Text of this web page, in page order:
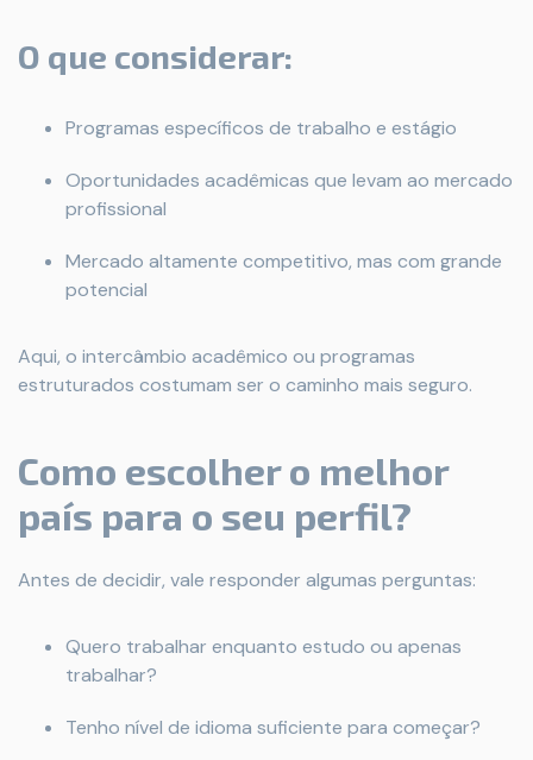
O que considerar:
Programas específicos de trabalho e estágio
Oportunidades acadêmicas que levam ao mercado
profissional
Mercado altamente competitivo, mas com grande
potencial
Aqui, o intercâmbio acadêmico ou programas
estruturados costumam ser o caminho mais seguro.
Como escolher o melhor
país para o seu perfil?
Antes de decidir, vale responder algumas perguntas:
Quero trabalhar enquanto estudo ou apenas
trabalhar?
Tenho nível de idioma suficiente para começar?